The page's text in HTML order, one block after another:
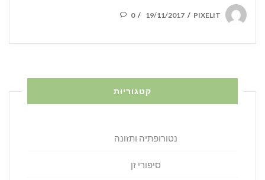
PIXELIT
/
POSTED
19/11/2017
/
0
קטגוריות
נטורופתיה ותזונה
סיפורי זן